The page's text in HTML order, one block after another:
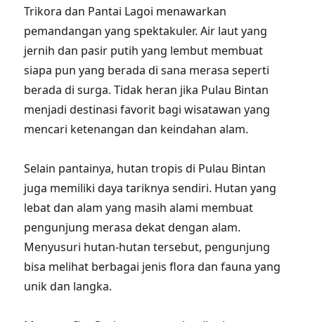
Trikora dan Pantai Lagoi menawarkan
pemandangan yang spektakuler. Air laut yang
jernih dan pasir putih yang lembut membuat
siapa pun yang berada di sana merasa seperti
berada di surga. Tidak heran jika Pulau Bintan
menjadi destinasi favorit bagi wisatawan yang
mencari ketenangan dan keindahan alam.
Selain pantainya, hutan tropis di Pulau Bintan
juga memiliki daya tariknya sendiri. Hutan yang
lebat dan alam yang masih alami membuat
pengunjung merasa dekat dengan alam.
Menyusuri hutan-hutan tersebut, pengunjung
bisa melihat berbagai jenis flora dan fauna yang
unik dan langka.